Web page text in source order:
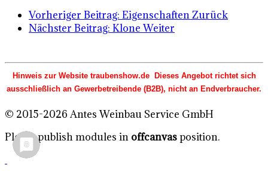
Vorheriger Beitrag: EigenschaftenZurück
Nächster Beitrag: KloneWeiter
Hinweis zur Website traubenshow.de Dieses Angebot richtet sich
ausschließlich an Gewerbetreibende (B2B), nicht an Endverbraucher.
© 2015-2026 Antes Weinbau Service GmbH
Please publish modules in offcanvasposition.